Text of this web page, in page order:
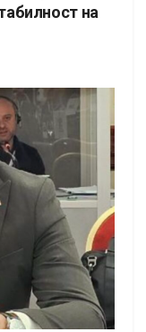
на